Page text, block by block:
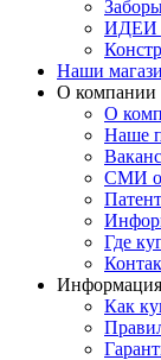
ИДЕИ
Наши
О компании
О
Наше
СМИ о
Где
Как